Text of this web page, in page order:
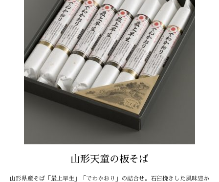
山形天童の板そば
山形県産そば「最上早生」「でわかおり」の詰合せ。石臼挽きした風味豊か